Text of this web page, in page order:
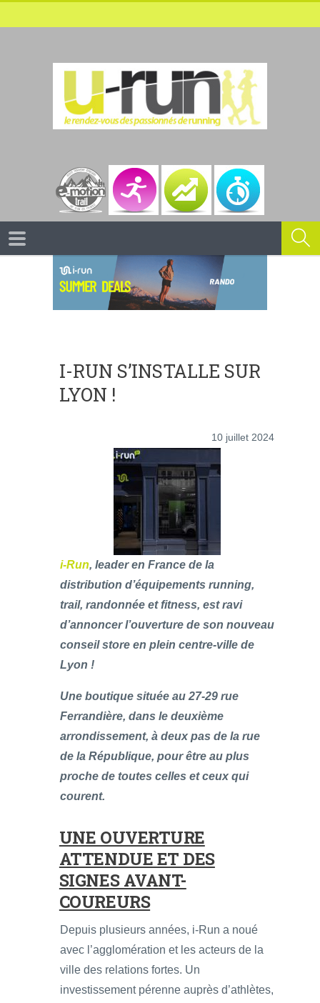
I-RUN S’INSTALLE SUR
LYON !
10 juillet 2024
i-Run, leader en France de la
distribution d’équipements running,
trail, randonnée et fitness, est ravi
d’annoncer l’ouverture de son nouveau
conseil store en plein centre-ville de
Lyon !
Une boutique située au 27-29 rue
Ferrandière, dans le deuxième
arrondissement, à deux pas de la rue
de la République, pour être au plus
proche de toutes celles et ceux qui
courent.
UNE OUVERTURE
ATTENDUE ET DES
SIGNES AVANT-
COUREURS
Depuis plusieurs années, i-Run a noué
avec l’agglomération et les acteurs de la
ville des relations fortes. Un
investissement pérenne auprès d’athlètes,